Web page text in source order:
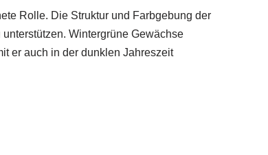
Rolle. Die Struktur und Farbgebung der
Wintergrüne Gewächse
er auch in der dunklen Jahreszeit